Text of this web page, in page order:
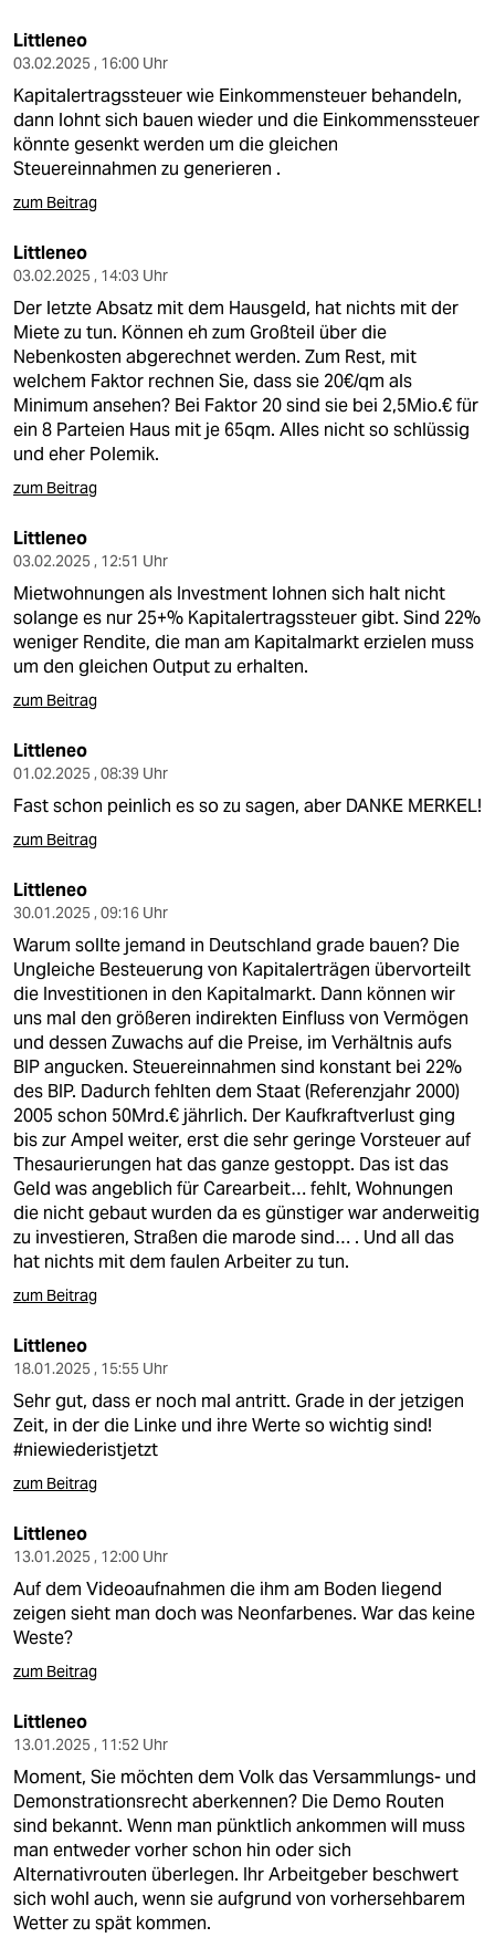
Littleneo
03.02.2025 , 16:00 Uhr
Kapitalertragssteuer wie Einkommensteuer behandeln,
dann lohnt sich bauen wieder und die Einkommenssteuer
könnte gesenkt werden um die gleichen
Steuereinnahmen zu generieren .
zum Beitrag
Littleneo
03.02.2025 , 14:03 Uhr
Der letzte Absatz mit dem Hausgeld, hat nichts mit der
Miete zu tun. Können eh zum Großteil über die
Nebenkosten abgerechnet werden. Zum Rest, mit
welchem Faktor rechnen Sie, dass sie 20€/qm als
Minimum ansehen? Bei Faktor 20 sind sie bei 2,5Mio.€ für
ein 8 Parteien Haus mit je 65qm. Alles nicht so schlüssig
und eher Polemik.
zum Beitrag
Littleneo
03.02.2025 , 12:51 Uhr
Mietwohnungen als Investment lohnen sich halt nicht
solange es nur 25+% Kapitalertragssteuer gibt. Sind 22%
weniger Rendite, die man am Kapitalmarkt erzielen muss
um den gleichen Output zu erhalten.
zum Beitrag
Littleneo
01.02.2025 , 08:39 Uhr
Fast schon peinlich es so zu sagen, aber DANKE MERKEL!
zum Beitrag
Littleneo
30.01.2025 , 09:16 Uhr
Warum sollte jemand in Deutschland grade bauen? Die
Ungleiche Besteuerung von Kapitalerträgen übervorteilt
die Investitionen in den Kapitalmarkt. Dann können wir
uns mal den größeren indirekten Einfluss von Vermögen
und dessen Zuwachs auf die Preise, im Verhältnis aufs
BIP angucken. Steuereinnahmen sind konstant bei 22%
des BIP. Dadurch fehlten dem Staat (Referenzjahr 2000)
2005 schon 50Mrd.€ jährlich. Der Kaufkraftverlust ging
bis zur Ampel weiter, erst die sehr geringe Vorsteuer auf
Thesaurierungen hat das ganze gestoppt. Das ist das
Geld was angeblich für Carearbeit… fehlt, Wohnungen
die nicht gebaut wurden da es günstiger war anderweitig
zu investieren, Straßen die marode sind… . Und all das
hat nichts mit dem faulen Arbeiter zu tun.
zum Beitrag
Littleneo
18.01.2025 , 15:55 Uhr
Sehr gut, dass er noch mal antritt. Grade in der jetzigen
Zeit, in der die Linke und ihre Werte so wichtig sind!
#niewiederistjetzt
zum Beitrag
Littleneo
13.01.2025 , 12:00 Uhr
Auf dem Videoaufnahmen die ihm am Boden liegend
zeigen sieht man doch was Neonfarbenes. War das keine
Weste?
zum Beitrag
Littleneo
13.01.2025 , 11:52 Uhr
Moment, Sie möchten dem Volk das Versammlungs- und
Demonstrationsrecht aberkennen? Die Demo Routen
sind bekannt. Wenn man pünktlich ankommen will muss
man entweder vorher schon hin oder sich
Alternativrouten überlegen. Ihr Arbeitgeber beschwert
sich wohl auch, wenn sie aufgrund von vorhersehbarem
Wetter zu spät kommen.